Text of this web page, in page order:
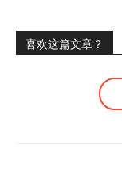
喜欢这篇文章？